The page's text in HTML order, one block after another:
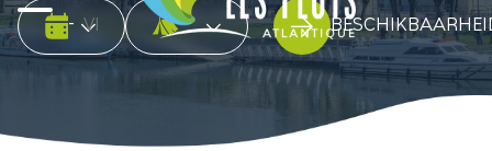
Date d'arrivée
-Date de départType accommodatie